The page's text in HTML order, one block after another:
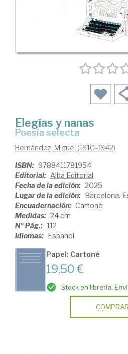
Elegías y nanas
Poesía selecta
Hernández, Miguel (1910-1942)
ISBN: 9788411781954
Editorial: Alba Editorial
Fecha de la edición: 2025
Lugar de la edición: Barcelona.
Encuadernación: Cartoné
Medidas: 24 cm
Nº Pág.: 112
Idiomas: Español
Papel: Cartoné
19,50 €
Stock en librería.
COMPRAR